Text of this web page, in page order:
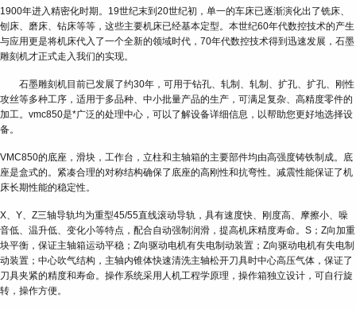
1900年进入精密化时期。19世纪末到20世纪初，单一的车床已逐渐演化出了铣床、
刨床、磨床、钻床等等，这些主要机床已经基本定型。本世纪60年代数控技术的产生
与应用更是将机床代入了一个全新的领域时代，70年代数控技术得到迅速发展，石墨
雕刻机才正式走入我们的实现。
石墨雕刻机目前已发展了约30年，可用于钻孔、轧制、轧制、扩孔、扩孔、刚性
攻丝等多种工序，适用于多品种、中小批量产品的生产，可满足复杂、高精度零件的
加工。vmc850是*广泛的处理中心，可以了解设备详细信息，以帮助您更好地选择设
备。
VMC850的底座，滑块，工作台，立柱和主轴箱的主要部件均由高强度铸铁制成。底
座是盒式的。紧凑合理的对称结构确保了底座的高刚性和抗弯性。减震性能保证了机
床长期性能的稳定性。
X、Y、Z三轴导轨均为重型45/55直线滚动导轨，具有速度快、刚度高、摩擦小、噪
音低、温升低、变化小等特点，配合自动强制润滑，提高机床精度寿命。S；Z向加重
块平衡，保证主轴箱运动平稳；Z向驱动电机有失电制动装置；Z向驱动电机有失电制
动装置；中心吹气结构，主轴内锥体快速清洗主轴松开刀具时中心高压气体，保证了
刀具夹紧的精度和寿命。操作系统采用人机工程学原理，操作箱独立设计，可自行旋
转，操作方便。